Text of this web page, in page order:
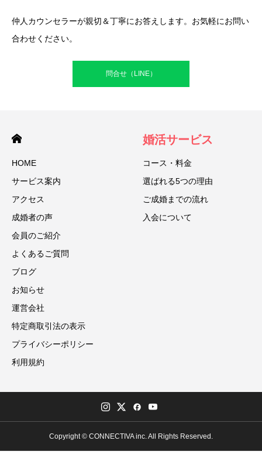
仲人カウンセラーが親切＆丁寧にお答えします。お気軽にお問い
合わせください。
問合せ（LINE）
HOME
サービス案内
アクセス
成婚者の声
会員のご紹介
よくあるご質問
ブログ
お知らせ
運営会社
特定商取引法の表示
プライバシーポリシー
利用規約
婚活サービス
コース・料金
選ばれる5つの理由
ご成婚までの流れ
入会について
Copyright © CONNECTIVA inc. All Rights Reserved.